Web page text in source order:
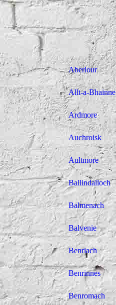
Aberlour
Allt-a-Bhainne
Ardmore
Auchroisk
Aultmore
Ballindalloch
Balmenach
Balvenie
Benriach
Benrinnes
Benromach